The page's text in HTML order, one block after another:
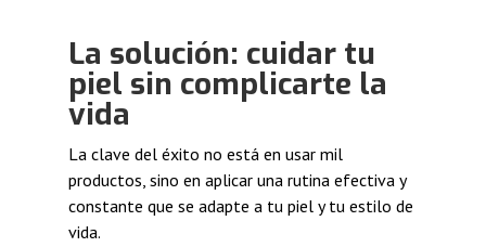
La solución: cuidar tu
piel sin complicarte la
vida
La clave del éxito no está en usar mil
productos, sino en aplicar una rutina efectiva y
constante que se adapte a tu piel y tu estilo de
vida.